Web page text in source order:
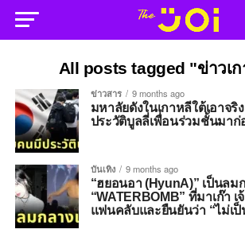
All posts tagged "ข่าวเ
ข่าวสาร 9 months ago
มหาลัยดังในเกาหลีใต้เอาจ
ประวัติบูลลี่เพื่อนร่วมชั้นมาก่
บันเทิง 9 months ago
“ฮยอนอา (HyunA)” เป็นลม
“WATERBOMB” ที่มาเก๊า
แฟนคลับและยืนยันว่า “ไม่เป็